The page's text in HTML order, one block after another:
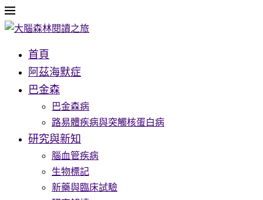
首頁
阿茲海默症
巴金森
巴金森病
路易體疾病與突觸核蛋白病
研究與新知
腦血管疾病
生物標記
新藥與臨床試驗